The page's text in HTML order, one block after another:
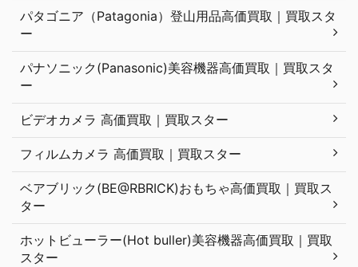
パタゴニア（Patagonia）登山用品高価買取｜買取スタ
ー
パナソニック(Panasonic)美容機器高価買取｜買取スタ
ー
ビデオカメラ 高価買取｜買取スター
フィルムカメラ 高価買取｜買取スター
ベアブリック(BE@RBRICK)おもちゃ高価買取｜買取ス
ター
ホットビューラー(Hot buller)美容機器高価買取｜買取
スター